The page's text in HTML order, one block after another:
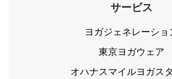
サービス
ヨガジェネレーショ
東京ヨガウェア
オハナスマイルヨガス